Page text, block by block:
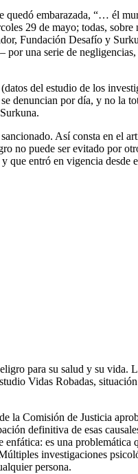
embarazada, “… él
29 de mayo; todas,
Fundación Desafío y
una serie de
del estudio de los
denuncian por día, y no la
Así consta en el
no puede ser evitado por
entró en vigencia desde
para su salud y su
Vidas Robadas,
la Comisión de Justicia
definitiva de esas
es una problemática
investigaciones
persona.